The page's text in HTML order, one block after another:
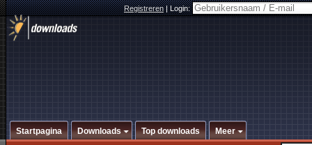
Registreren|Login:
Startpagina Downloads Top downloads Meer